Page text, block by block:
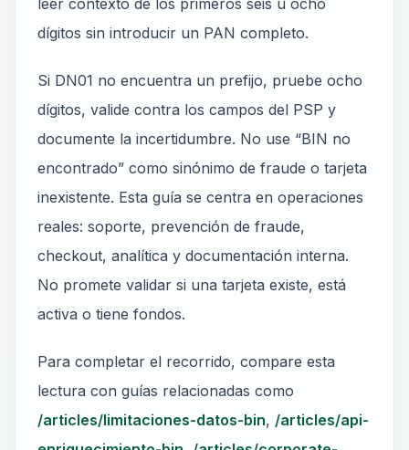
leer contexto de los primeros seis u ocho
dígitos sin introducir un PAN completo.
Si DN01 no encuentra un prefijo, pruebe ocho
dígitos, valide contra los campos del PSP y
documente la incertidumbre. No use “BIN no
encontrado” como sinónimo de fraude o tarjeta
inexistente. Esta guía se centra en operaciones
reales: soporte, prevención de fraude,
checkout, analítica y documentación interna.
No promete validar si una tarjeta existe, está
activa o tiene fondos.
Para completar el recorrido, compare esta
lectura con guías relacionadas como
/articles/limitaciones-datos-bin, /articles/api-